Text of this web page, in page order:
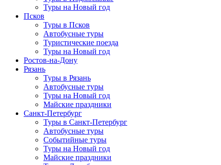
Туры на Новый год
Псков
Туры в Псков
Автобусные туры
Туристические поезда
Туры на Новый год
Ростов-на-Дону
Рязань
Туры в Рязань
Автобусные туры
Туры на Новый год
Майские праздники
Санкт-Петербург
Туры в Санкт-Петербург
Автобусные туры
Событийные туры
Туры на Новый год
Майские праздники